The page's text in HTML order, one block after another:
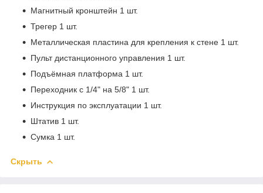
Магнитный кронштейн 1 шт.
Трегер 1 шт.
Металлическая пластина для крепления к стене 1 шт.
Пульт дистанционного управления 1 шт.
Подъёмная платформа 1 шт.
Переходник с 1/4" на 5/8" 1 шт.
Инструкция по эксплуатации 1 шт.
Штатив 1 шт.
Сумка 1 шт.
Скрыть